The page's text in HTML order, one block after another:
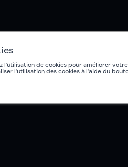
l'utilisation de cookies pour améliorer
l'utilisation des cookies à l'aide du